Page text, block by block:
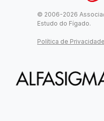
© 2006-2026
Estudo do Fígado.
Política de Privacidade